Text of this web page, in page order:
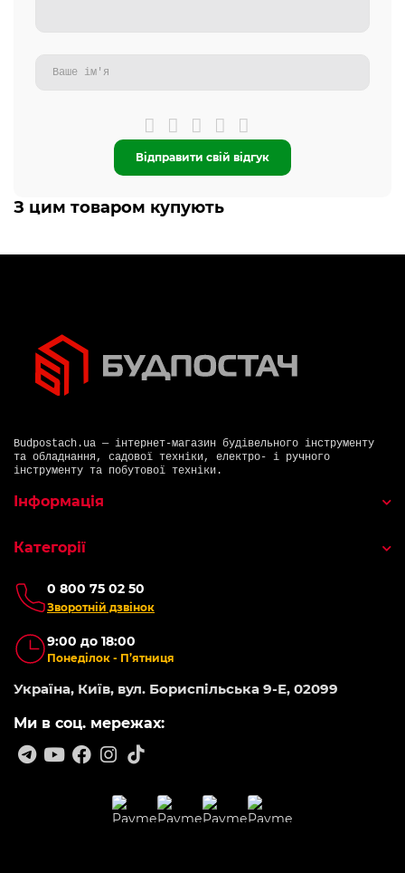
Відправити свій відгук
З цим товаром купують
Budpostach.ua — інтернет-магазин будівельного інструменту
та обладнання, садової техніки, електро- і ручного
інструменту та побутової техніки.
0 800 75 02 50
Зворотній дзвінок
9:00 до 18:00
Понеділок - П’ятниця
Україна, Київ, вул. Бориспільська 9-Е, 02099
Ми в соц. мережах:
Інформація
Категорії